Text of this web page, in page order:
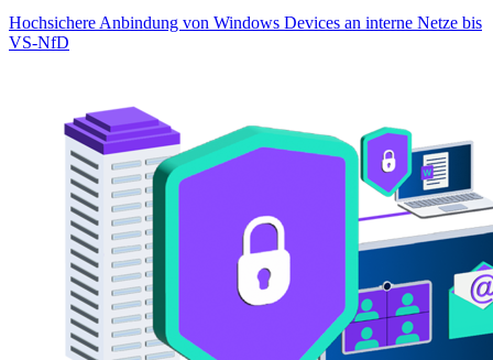
Hochsichere Anbindung von Windows Devices an interne Netze bis
VS-NfD